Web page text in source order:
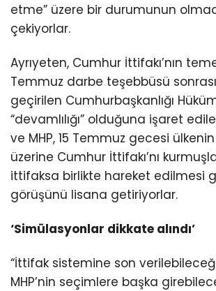
etme” üzere bir durumunun
çekiyorlar.
Ayrıyeten, Cumhur İttifakı’nın
Temmuz darbe teşebbüsü
geçirilen Cumhurbaşkanlığı
“devamlılığı” olduğuna işaret
ve MHP, 15 Temmuz gecesi ülkenin
üzerine Cumhur İttifakı’nı
ittifaksa birlikte hareket edilmesi
görüşünü lisana getiriyorlar.
‘Simülasyonlar dikkate alındı’
“İttifak sistemine son
MHP’nin seçimlere başka